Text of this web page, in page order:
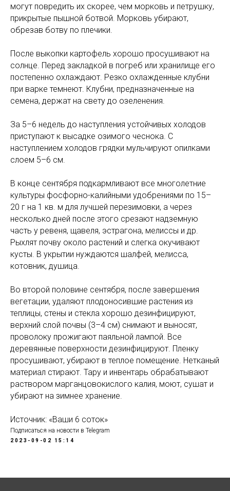
могут повредить их скорее, чем морковь и петрушку,
прикрытые пышной ботвой. Морковь убирают,
обрезав ботву по плечики.
После выкопки картофель хорошо просушивают на
солнце. Перед закладкой в погреб или хранилище его
постепенно охлаждают. Резко охлажденные клубни
при варке темнеют. Клубни, предназначенные на
семена, держат на свету до озеленения.
За 5–6 недель до наступления устойчивых холодов
приступают к высадке озимого чеснока. С
наступлением холодов грядки мульчируют опилками
слоем 5–6 см.
В конце сентября подкармливают все многолетние
культуры фосфорно-калийными удобрениями по 15–
20 г на 1 кв. м для лучшей перезимовки, а через
несколько дней после этого срезают надземную
часть у ревеня, щавеля, эстрагона, мелиссы и др.
Рыхлят почву около растений и слегка окучивают
кусты. В укрытии нуждаются шалфей, мелисса,
котовник, душица.
Во второй половине сентября, после завершения
вегетации, удаляют плодоносившие растения из
теплицы, стены и стекла хорошо дезинфицируют,
верхний слой почвы (3–4 см) снимают и выносят,
проволоку прожигают паяльной лампой. Все
деревянные поверхности дезинфицируют. Пленку
просушивают, убирают в теплое помещение. Нетканый
материал стирают. Тару и инвентарь обрабатывают
раствором марганцовокислого калия, моют, сушат и
убирают на зимнее хранение.
Источник: «Ваши 6 соток»
Подписаться на новости в Telegram
2023-09-02 15:14